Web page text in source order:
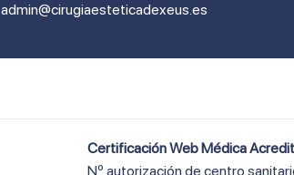
admin@cirugiaesteticadexeus.es
Certificación Web Médica
Nº autorización de centro